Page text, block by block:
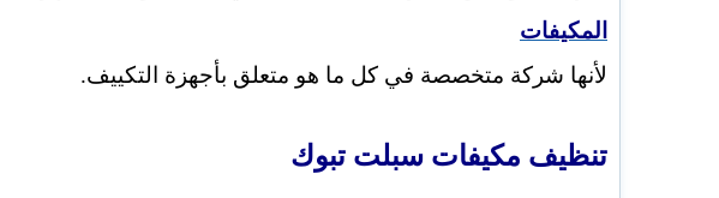
المكيفات
لأنها شركة متخصصة في كل ما هو متعلق بأجهزة التكييف.
تنظيف مكيفات سبلت تبوك